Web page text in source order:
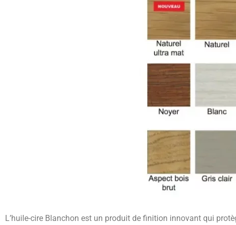
L’huile-cire Blanchon est un produit de finition innovant qui